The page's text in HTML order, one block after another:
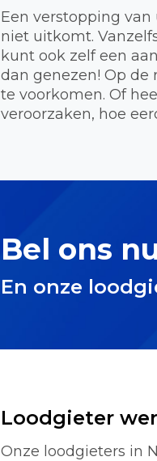
Een verstopping
niet uitkomt.
kunt ook zelf een
dan genezen! Op
te voorkomen. Of
veroorzaken, hoe
Bel ons
En onze
Loodgieter
Onze loodgieters in